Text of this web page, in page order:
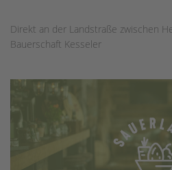
Direkt an der Landstraße zwischen
Bauerschaft Kesseler